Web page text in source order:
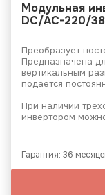
Модульная
DC/AC-220/
Преобразует
Предназначена
вертикальным
подается
При наличии
инвертором
Гарантия: 36